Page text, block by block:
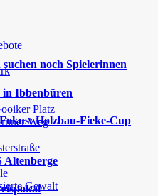
Platz
Weg
Gewalt
noch Spielerinnen
in Ibbenbüren
Holzbau-Fieke-Cup
Altenberge